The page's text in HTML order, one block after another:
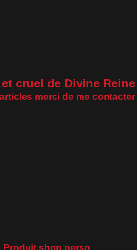
cruel de Divine
merci de me contacter
Produit shop perso